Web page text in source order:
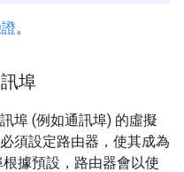
。
埠
埠 (例如通訊埠) 的虛擬
須設定路由器，使其成為
據預設，路由器會以使